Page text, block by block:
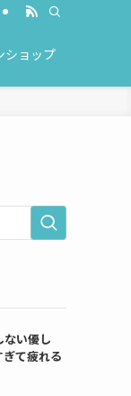
ショップ
ない優し
て疲れる